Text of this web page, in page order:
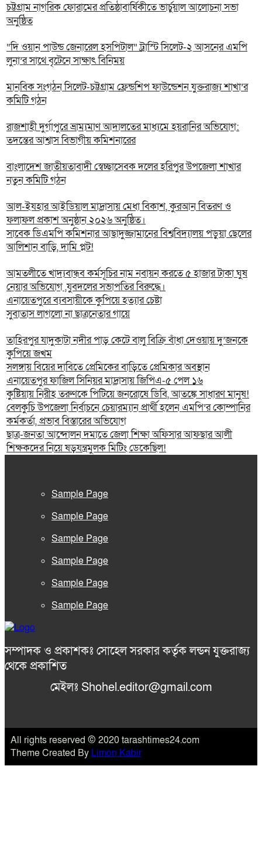
চট্টগ্রাম নাগরিক ফোরামের প্রতিষ্ঠাবার্ষিকীতে ভার্চুয়াল আলোচনা সভা
অনুষ্ঠিত
“দি ওয়ান পাউন্ড জেনারেল হসপিটাল” ট্রাস্টি সিলেট-২ আসনের এমপি
লুনা’র সা‌থে বৃটেনে সাক্ষাৎ বিনিময়
মানবিক সংগঠন সিলেট-চট্টগ্রাম ফ্রেন্ডশিপ ফাউন্ডেশন যুক্তরাজ্য শাখা’র
কমিটি গঠন
রাজশাহী দুর্গাপুরে ভ্রাম্যমাণ আদালতের মাধ্যমে হয়রানির অভিযোগ:
তদন্তের আশ্বাস বিভাগীয় কমিশনারের
বাংলাদেশ জাতীয়তাবাদী স্বেচ্ছাসেবক দলের হরিপুর উপজেলা শাখার
নতুন কমিটি গঠন
আল-ইযহার আইডিয়াল মাদ্রাসায় মেধা বিকাশ, কুরআন বিতরণ ও
ফলাফল প্রকাশ অনুষ্ঠান ২০২৬ অনুষ্ঠিত।
সাবেক ডিএমপি কমিশনার আছাদুজ্জামানের বিশ্ববিদ্যালয় পড়ুয়া ছেলের
আলিশান বাড়ি, দামি প্লট!
আমতলীতে খাদ্যবান্ধব কর্মসূচির নাম নবায়ন করতে ৫ হাজার টাকা ঘুষ
নেয়ার অভিযোগ ,যুবদলের সভাপতির বিরুদ্ধে।
এনায়েতপুরে ব্যবসায়ীকে কুপিয়ে হত্যার চেষ্টা
সুবাতাস লাগলো না ছাত্রনেতার গায়ে
তাহিরপুর যাদুকাটা নদীর পাড় কেটে বালু বিক্রি বাঁধা দেওয়ায় দু’জনকে
কুপিয়ে জখম
সলঙ্গায় বিয়ের দাবিতে প্রেমিকের বাড়িতে প্রেমিকার অবস্থান
এনায়েতপুর ফাজিল সিনিয়র মাদ্রাসায় জিপিএ-৫ পেল ১৬
কুষ্টিয়ায় নিরীহ তরুণকে পিটিয়ে জনরোষে ডিবি, আতঙ্কে সাধারণ মানুষ!
বেলকুচি উপজেলা নির্বাচনে চেয়ারম্যান প্রার্থী হলেন এমপি’র কোম্পানির
কর্মকর্তা, প্রভাব বিস্তারের অভিযোগ
ছাত্র-জনতা আন্দোলন দমাতে জেলা শিক্ষা অফিসার আফছার আলী
শিক্ষকদের নিয়ে ষড়যন্ত্রমুলক মিটিং ডেকেছিল!
Sample Page
Sample Page
Sample Page
Sample Page
Sample Page
Sample Page
সম্পাদক ও প্রকাশকঃ সোহেল সরকার কর্তৃক লন্ডন যুক্তরাজ্য
থেকে প্রকাশিত
মেইলঃ Shohel.editor@gmail.com
All rights reserved © 2020 tarashtimes24.com
Theme Created By Limon Kabir